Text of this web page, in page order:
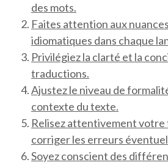
des mots.
Faites attention aux
idiomatiques dans chaque
Privilégiez la clarté et la
traductions.
Ajustez le niveau de
contexte du texte.
Relisez attentivement
corriger les erreurs
Soyez conscient des